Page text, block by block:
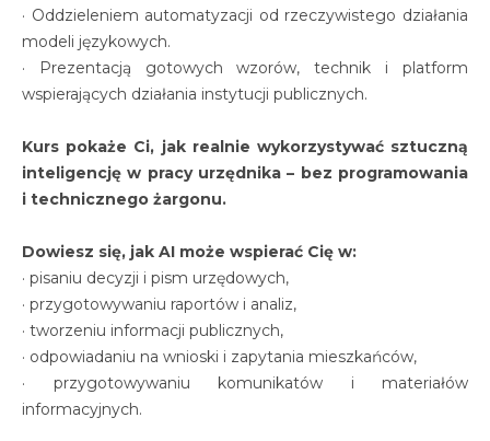
· Oddzieleniem automatyzacji od rzeczywistego działania
modeli językowych.
· Prezentacją gotowych wzorów, technik i platform
wspierających działania instytucji publicznych.
Kurs pokaże Ci, jak realnie wykorzystywać sztuczną
inteligencję w pracy urzędnika – bez programowania
i technicznego żargonu.
Dowiesz się, jak AI może wspierać Cię w:
· pisaniu decyzji i pism urzędowych,
· przygotowywaniu raportów i analiz,
· tworzeniu informacji publicznych,
· odpowiadaniu na wnioski i zapytania mieszkańców,
· przygotowywaniu komunikatów i materiałów
informacyjnych.